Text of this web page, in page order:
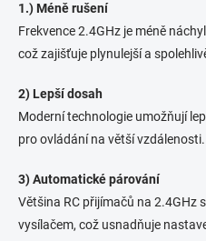
1.) Méně rušení
Frekvence 2.4GHz je méně
což zajišťuje plynulejší a
2) Lepší dosah
Moderní technologie umožňují
pro ovládání na větší vzdálenosti.
3) Automatické párování
Většina RC přijímačů na 2.4GHz
vysílačem, což usnadňuje